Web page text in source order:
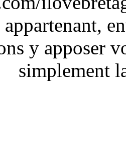
y apposer
simplement